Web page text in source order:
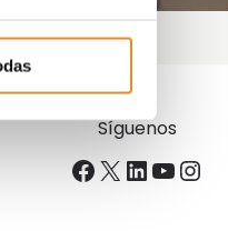
Síguenos
Facebook
X LinkedIn